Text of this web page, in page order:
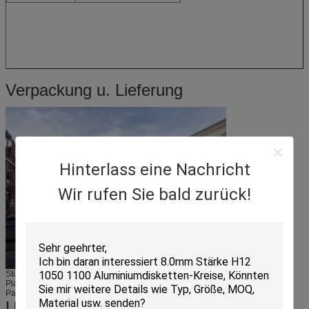
Hinterlass eine Nachricht
Wir rufen Sie bald zurück!
Verpackung u. Lieferung
Stücke Kreise - verpackt im wasser- Beweis in Papier eingewickelt mit
Plastikdatei außerhalb des Papiers - örtlich festgelegt sie in der hölzernen
Palette